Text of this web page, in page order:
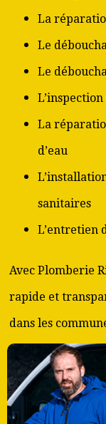
La
Le
Le
La
d’eau
sanitaires
L’entretien
Avec Plomberie
rapide et
dans les